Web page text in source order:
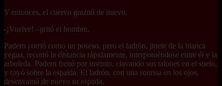
Y entonces, el cuervo graznó de nuevo.
-¡Vuelve! –gritó el hombre.
Padern corrió como un poseso, pero el ladrón, jinete de la blanca
yegua, recortó la distancia rápidamente, interponiéndose entre él y la
arboleda. Padern frenó por instinto, clavando sus talones en el suelo,
y cayó sobre la espalda. El ladrón, con una sonrisa en los ojos,
desenvainó de nuevo su espada.